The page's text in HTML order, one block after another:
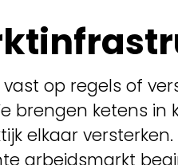
op regels of
brengen ketens
elkaar
arbeidsmarkt